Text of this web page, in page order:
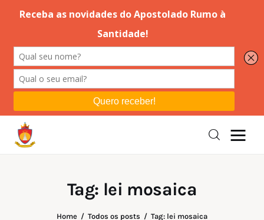
Tag: lei mosaica
Home Todos os posts Tag: lei mosaica
Editorial
Orações